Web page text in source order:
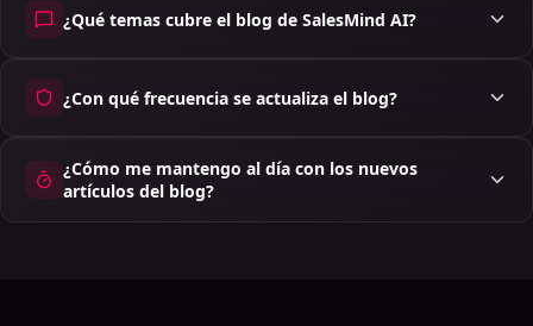
¿Qué temas cubre el blog de SalesMind AI?
¿Con qué frecuencia se actualiza el blog?
¿Cómo me mantengo al día con los nuevos
artículos del blog?